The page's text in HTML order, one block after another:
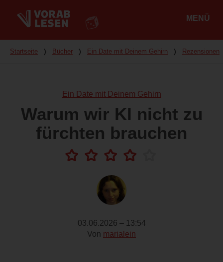
MENÜ
Du bist hier
Startseite ❭ Bücher ❭ Ein Date mit Deinem Gehirn ❭ Rezensionen
Ein Date mit Deinem Gehirn
Warum wir KI nicht zu
fürchten brauchen
03.06.2026 – 13:54
Von marialein